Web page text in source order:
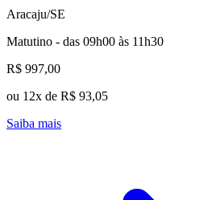
Aracaju/SE
Matutino - das 09h00 às 11h30
R$ 997,00
ou 12x de R$ 93,05
Saiba mais